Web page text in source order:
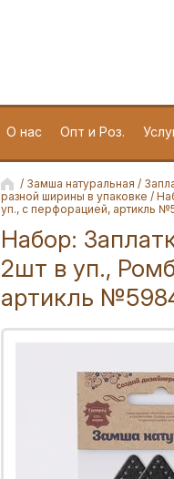
О нас Опт и Роз.
/ Замша натуральная /
разной ширины в упаковке /
уп., с перфорацией, артикль
Набор:
2шт в уп.,
артикль